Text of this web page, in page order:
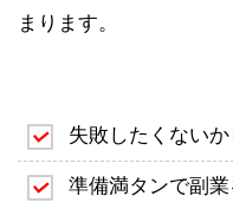
まります。
失敗したくない
準備満タンで副